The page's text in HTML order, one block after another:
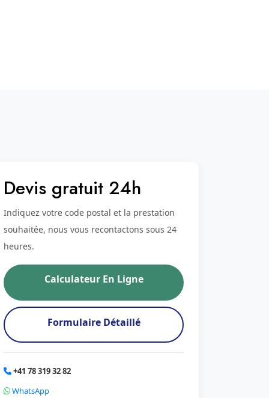
Devis gratuit 24h
Indiquez votre code postal et la prestation
souhaitée, nous vous recontactons sous 24
heures.
Calculateur En Ligne
Formulaire Détaillé
+41 78 319 32 82
WhatsApp